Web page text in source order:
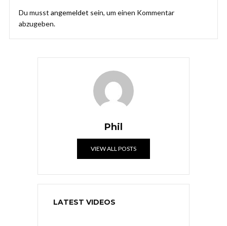
Du musst angemeldet sein, um einen Kommentar
abzugeben.
Phil
VIEW ALL POSTS
LATEST VIDEOS